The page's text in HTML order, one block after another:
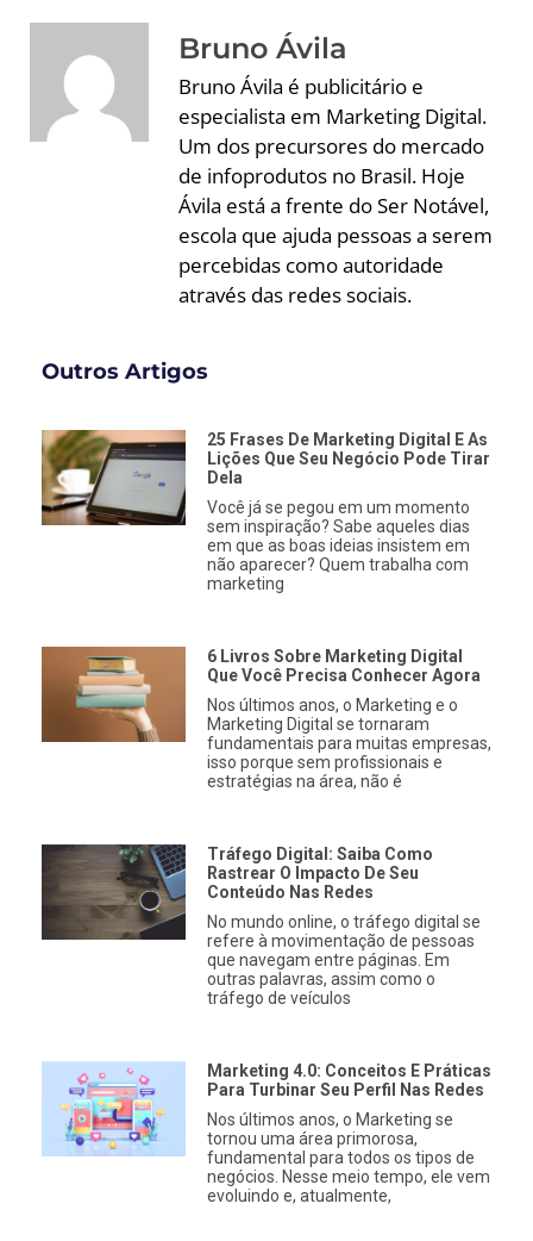
Bruno Ávila
Bruno Ávila é publicitário e
especialista em Marketing Digital.
Um dos precursores do mercado
de infoprodutos no Brasil. Hoje
Ávila está a frente do Ser Notável,
escola que ajuda pessoas a serem
percebidas como autoridade
através das redes sociais.
Outros Artigos
25 Frases De Marketing Digital E As
Lições Que Seu Negócio Pode Tirar
Dela
Você já se pegou em um momento
sem inspiração? Sabe aqueles dias
em que as boas ideias insistem em
não aparecer? Quem trabalha com
marketing
6 Livros Sobre Marketing Digital
Que Você Precisa Conhecer Agora
Nos últimos anos, o Marketing e o
Marketing Digital se tornaram
fundamentais para muitas empresas,
isso porque sem profissionais e
estratégias na área, não é
Tráfego Digital: Saiba Como
Rastrear O Impacto De Seu
Conteúdo Nas Redes
No mundo online, o tráfego digital se
refere à movimentação de pessoas
que navegam entre páginas. Em
outras palavras, assim como o
tráfego de veículos
Marketing 4.0: Conceitos E Práticas
Para Turbinar Seu Perfil Nas Redes
Nos últimos anos, o Marketing se
tornou uma área primorosa,
fundamental para todos os tipos de
negócios. Nesse meio tempo, ele vem
evoluindo e, atualmente,